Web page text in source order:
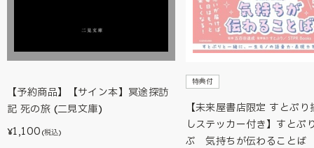
【予約商品】【サイン本】冥途探訪
記 死の旅 (二見文庫)
¥1,100 (税込)
特典付
【未来屋書店限定 すとぷ
しステッカー付き】すとぷ
ぶ 気持ちが伝わることば